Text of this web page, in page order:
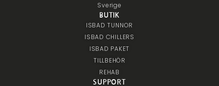
Sverige
BUTIK
ISBAD TUNNOR
ISBAD CHILLERS
ISBAD PAKET
TILLBEHÖR
REHAB
SUPPORT